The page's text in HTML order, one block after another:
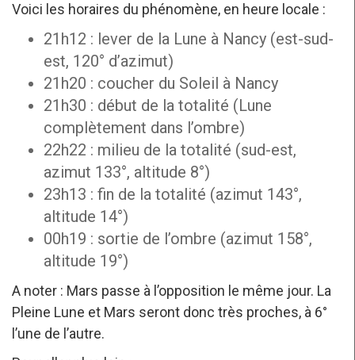
Voici les horaires du phénomène, en heure locale :
21h12 : lever de la Lune à Nancy (est-sud-
est, 120° d’azimut)
21h20 : coucher du Soleil à Nancy
21h30 : début de la totalité (Lune
complètement dans l’ombre)
22h22 : milieu de la totalité (sud-est,
azimut 133°, altitude 8°)
23h13 : fin de la totalité (azimut 143°,
altitude 14°)
00h19 : sortie de l’ombre (azimut 158°,
altitude 19°)
A noter : Mars passe à l’opposition le même jour. La
Pleine Lune et Mars seront donc très proches, à 6°
l’une de l’autre.